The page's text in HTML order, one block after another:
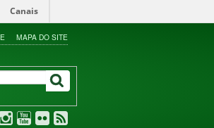
Canais
MAPA DO SITE